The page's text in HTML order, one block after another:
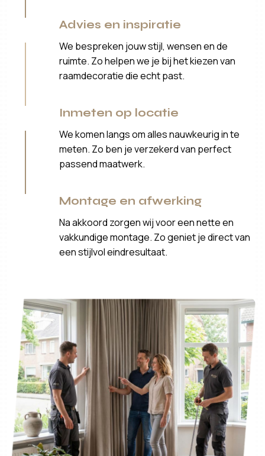
Advies en inspiratie
We bespreken jouw stijl, wensen en de
ruimte. Zo helpen we je bij het kiezen van
raamdecoratie die echt past.
Inmeten op locatie
We komen langs om alles nauwkeurig in te
meten. Zo ben je verzekerd van perfect
passend maatwerk.
Montage en afwerking
Na akkoord zorgen wij voor een nette en
vakkundige montage. Zo geniet je direct van
een stijlvol eindresultaat.